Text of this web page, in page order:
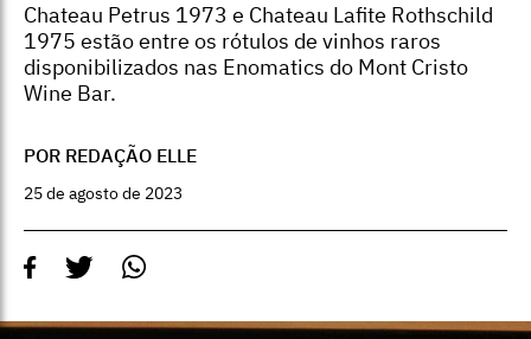
Chateau Petrus 1973 e Chateau Lafite Rothschild
1975 estão entre os rótulos de vinhos raros
disponibilizados nas Enomatics do Mont Cristo
Wine Bar.
POR REDAÇÃO ELLE
25 de agosto de 2023